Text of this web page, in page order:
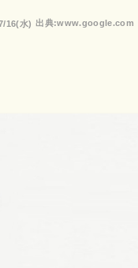
いと思います。
出典:www.google.com
16(水)